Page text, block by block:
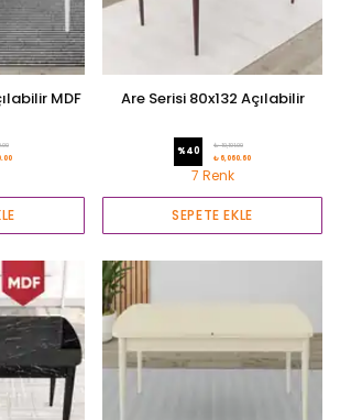
MDF
Are Serisi 80x132 Açılabilir
%40
₺ 10,101.00
₺ 6,060.60
7 Renk
SEPETE EKLE